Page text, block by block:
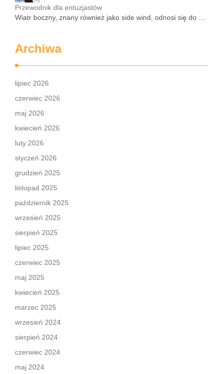
Przewodnik dla entuzjastów
Wiatr boczny, znany również jako side wind, odnosi się do …
Archiwa
lipiec 2026
czerwiec 2026
maj 2026
kwiecień 2026
luty 2026
styczeń 2026
grudzień 2025
listopad 2025
październik 2025
wrzesień 2025
sierpień 2025
lipiec 2025
czerwiec 2025
maj 2025
kwiecień 2025
marzec 2025
wrzesień 2024
sierpień 2024
czerwiec 2024
maj 2024